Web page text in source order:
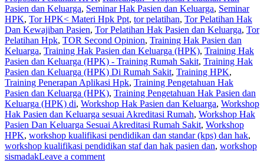
Pasien dan Keluarga, Seminar Hak Pasien dan Keluarga, Seminar
HPK, Tor HPK< Materi Hpk Ppt, tor pelatihan, Tor Pelatihan Hak
Dan Kewajiban Pasien, Tor Pelatihan Hak Pasien dan Keluarga, Tor
Pelatihan Hpk, TOR Second Opinion, Training Hak Pasien dan
Keluarga, Training Hak Pasien dan Keluarga (HPK), Training Hak
Pasien dan Keluarga (HPK) - Training Rumah Sakit, Training Hak
Pasien dan Keluarga (HPK) Di Rumah Sakit, Training HPK,
Training Penerapan Aplikasi Hpk, Training Pengetahuan Hak
Pasien dan Keluarga (HPK), Training Pengetahuan Hak Pasien dan
Keluarga (HPK) di, Workshop Hak Pasien dan Keluarga, Workshop
Hak Pasien dan Keluarga sesuai Akreditasi Rumah, Workshop Hak
Pasien Dan Keluarga Sesuai Akreditasi Rumah Sakit, Workshop
HPK, workshop kualifikasi pendidikan dan standar (kps) dan hak,
workshop kualifikasi pendidikan staf dan hak pasien dan, workshop
sismadakLeave a comment